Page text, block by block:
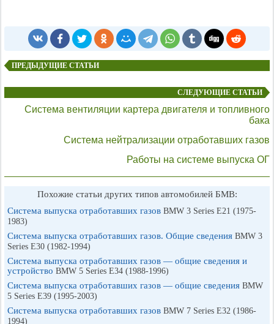
ПРЕДЫДУЩИЕ СТАТЬИ
СЛЕДУЮЩИЕ СТАТЬИ
Система вентиляции картера двигателя и топливного
бака
Система нейтрализации отработавших газов
Работы на системе выпуска ОГ
Похожие статьи других типов автомобилей БМВ:
Система выпуска отработавших газов BMW 3 Series E21 (1975-
1983)
Система выпуска отработавших газов. Общие сведения BMW 3
Series E30 (1982-1994)
Система выпуска отработавших газов — общие сведения и
устройство BMW 5 Series E34 (1988-1996)
Система выпуска отработавших газов — общие сведения BMW
5 Series E39 (1995-2003)
Система выпуска отработавших газов BMW 7 Series E32 (1986-
1994)